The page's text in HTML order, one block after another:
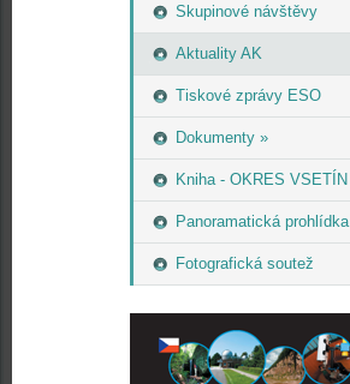
Skupinové návštěvy
Aktuality AK
Tiskové zprávy ESO
Dokumenty »
Kniha - OKRES VSETÍN
Panoramatická prohlídka
Fotografická soutež